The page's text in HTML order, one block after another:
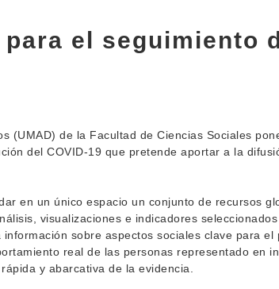
el seguimiento
(UMAD) de la Facultad de Ciencias Sociales
del COVID-19 que pretende aportar a la
en un único espacio un conjunto de recursos
visualizaciones e indicadores
sobre aspectos sociales clave para
real de las personas representado en
y abarcativa de la evidencia.